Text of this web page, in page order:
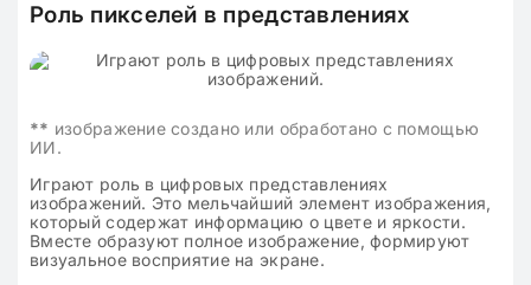
Роль пикселей в представлениях
** изображение создано или обработано с помощью
ИИ.
Играют роль в цифровых представлениях
изображений. Это мельчайший элемент изображения,
который содержат информацию о цвете и яркости.
Вместе образуют полное изображение, формируют
визуальное восприятие на экране.